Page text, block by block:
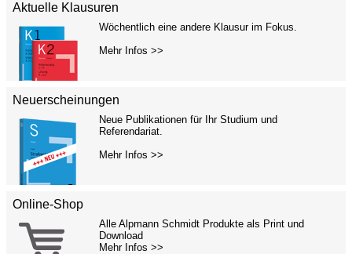
Aktuelle Klausuren
Wöchentlich eine andere Klausur im Fokus.
Mehr Infos >>
Neuerscheinungen
Neue Publikationen für Ihr Studium und
Referendariat.
Mehr Infos >>
Online-Shop
Alle Alpmann Schmidt Produkte als Print und
Download
Mehr Infos >>